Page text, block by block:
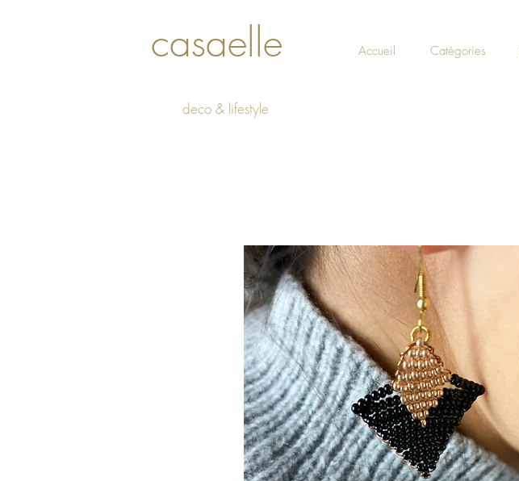
casaelle Accueil Catégories
deco & lifestyle